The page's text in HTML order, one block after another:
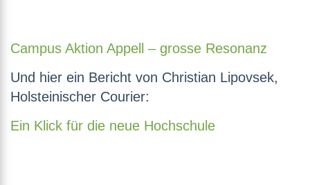
Campus Aktion Appell – grosse Resonanz
Und hier ein Bericht von Christian Lipovsek,
Holsteinischer Courier:
Ein Klick für die neue Hochschule